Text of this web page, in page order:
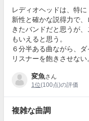
レディオヘッドは、特
新性と確かな説得力で
きたバンドだと思うが
もいえると思う。
６分半ある曲ながら、
リスナーを飽きさせない
変魚さん
1位(100点)の評価
複雑な曲調